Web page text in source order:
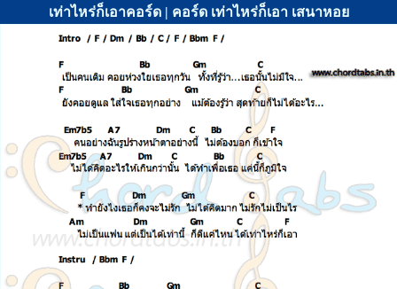
เท่าไหร่ก็เอาคอร์ด | คอร์ด เท่าไหร่ก็เอา เสนาหอย